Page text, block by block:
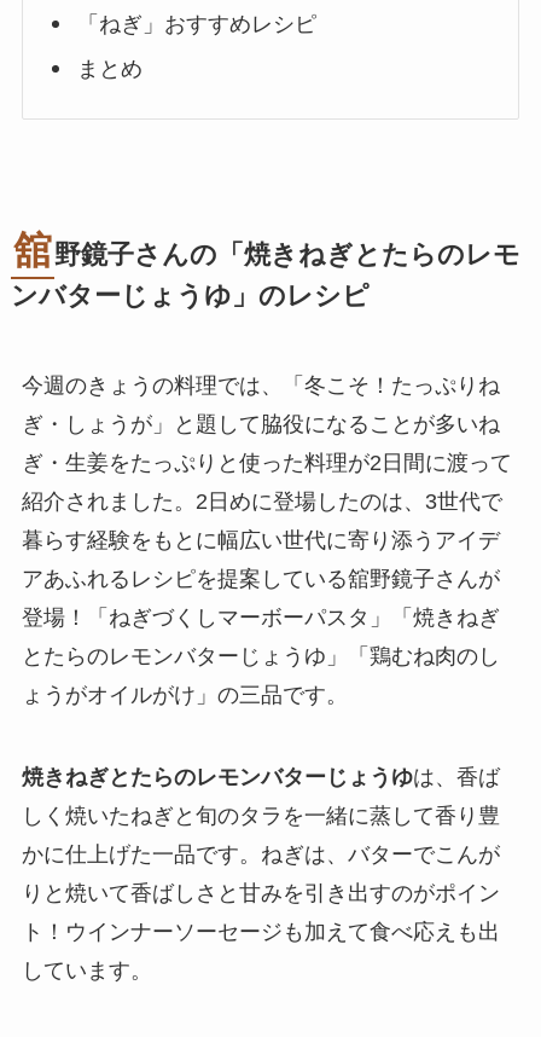
「ねぎ」おすすめレシピ
まとめ
舘野鏡子さんの「焼きねぎとたらのレモ
ンバターじょうゆ」のレシピ
今週のきょうの料理では、「冬こそ！たっぷりね
ぎ・しょうが」と題して脇役になることが多いね
ぎ・生姜をたっぷりと使った料理が2日間に渡って
紹介されました。2日めに登場したのは、3世代で
暮らす経験をもとに幅広い世代に寄り添うアイデ
アあふれるレシピを提案している舘野鏡子さんが
登場！「ねぎづくしマーボーパスタ」「焼きねぎ
とたらのレモンバターじょうゆ」「鶏むね肉のし
ょうがオイルがけ」の三品です。
焼きねぎとたらのレモンバターじょうゆは、香ば
しく焼いたねぎと旬のタラを一緒に蒸して香り豊
かに仕上げた一品です。ねぎは、バターでこんが
りと焼いて香ばしさと甘みを引き出すのがポイン
ト！ウインナーソーセージも加えて食べ応えも出
しています。